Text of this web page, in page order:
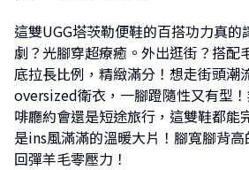
這雙UGG塔茨勒便鞋的百搭功力真
劇？光腳穿超療癒。外出逛街？搭配
底拉長比例，精緻滿分！想走街頭潮
oversized衛衣，一腳蹬隨性又有型
啡廳約會還是短途旅行，這雙鞋都能
是ins風滿滿的溫暖大片！腳寬腳背高
回彈羊毛零壓力！